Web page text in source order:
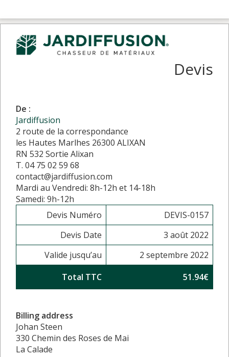
Devis
De :
Jardiffusion
2 route de la correspondance
les Hautes Marlhes 26300 ALIXAN
RN 532 Sortie Alixan
T. 04 75 02 59 68
contact@jardiffusion.com
Mardi au Vendredi: 8h-12h et 14-18h
Samedi: 9h-12h
Devis Numéro
DEVIS-0157
Devis Date
3 août 2022
Valide jusqu’au
2 septembre 2022
Total TTC
51.94€
Billing address
Johan Steen
330 Chemin des Roses de Mai
La Calade